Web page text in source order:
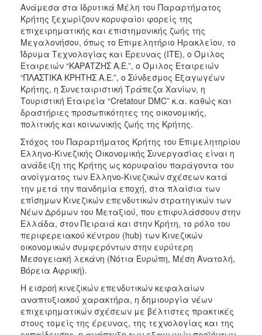
Ανάμεσα στα Ιδρυτικά Μέλη του Παραρτήματος
Κρήτης ξεχωρίζουν κορυφαίοι φορείς της
επιχειρηματικής και επιστημονικής ζωής της
Μεγαλονήσου, όπως το Επιμελητήριο Ηρακλείου, το
Ίδρυμα Τεχνολογίας και Έρευνας (ΙΤΕ), ο Όμιλος
Εταιρειών “ΚΑΡΑΤΖΗΣ Α.Ε.”, ο Όμιλος Εταιρειών
“ΠΛΑΣΤΙΚΑ ΚΡΗΤΗΣ Α.Ε.”, ο Σύνδεσμος Εξαγωγέων
Κρήτης, η Συνεταιριστική Τράπεζα Χανίων, η
Τουριστική Εταιρεία “Cretatour DMC” κ.α. καθώς και
δραστήριες προσωπικότητες της οικονομικής,
πολιτικής και κοινωνικής ζωής της Κρήτης.
Στόχος του Παραρτήματος Κρήτης του Επιμελητηρίου
Ελληνο-Κινεζικής Οικονομικής Συνεργασίας είναι η
ανάδειξη της Κρήτης ως κορυφαίου παράγοντα του
ανοίγματος των Ελληνο-Κινεζικών σχέσεων κατά
την μετά την πανδημία εποχή, στα πλαίσια των
επίσημων Κινεζικών επενδυτικών στρατηγικών των
Νέων Δρόμων του Μεταξιού, που επιφυλάσσουν στην
Ελλάδα, στον Πειραιά και στην Κρήτη, το ρόλο του
περιφερειακού κέντρου (hub) των Κινεζικών
οικονομικών συμφερόντων στην ευρύτερη
Μεσογειακή λεκάνη (Νότια Ευρώπη, Μέση Ανατολή,
Βόρεια Αφρική).
Η εισροή κινεζικών επενδυτικών κεφαλαίων
αναπτυξιακού χαρακτήρα, η δημιουργία νέων
επιχειρηματικών σχέσεων με βέλτιστες πρακτικές
στους τομείς της έρευνας, της τεχνολογίας και της